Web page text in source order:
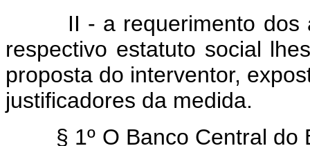
II - a requerimento dos
respectivo estatuto social
proposta do interventor,
justificadores da medida.
§ 1º O Banco Central do